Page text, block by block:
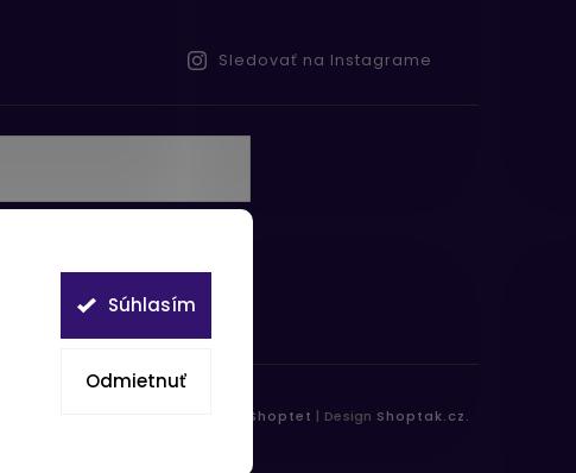
Odmietnuť
Súhlasím
Sledovať na Instagrame
Shoptet | Design Shoptak.cz.